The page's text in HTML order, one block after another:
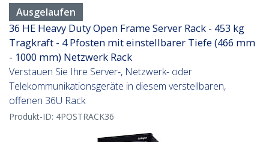
Ausgelaufen
36 HE Heavy Duty Open Frame Server Rack - 453 kg
Tragkraft - 4 Pfosten mit einstellbarer Tiefe (466 mm
- 1000 mm) Netzwerk Rack
Verstauen Sie Ihre Server-, Netzwerk- oder
Telekommunikationsgeräte in diesem verstellbaren,
offenen 36U Rack
Produkt-ID: 4POSTRACK36